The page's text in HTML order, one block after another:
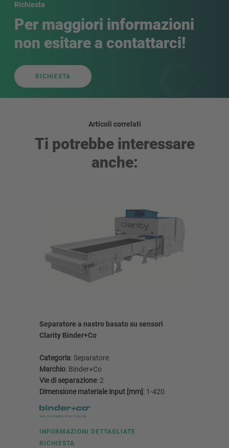
Richiesta
Per maggiori informazioni
non esitare a contattarci!
RICHIESTA
Articoli correlati
Ti potrebbe interessare
anche:
Separatore a nastro basato su sensori
Clarity Binder+Co
Categoria: Separatore
Marchio: Binder+Co
Vie di separazione: 2
Dimensione materiale input [mm]: 1-420
INFORMAZIONI DETTAGLIATE
RICHIESTA